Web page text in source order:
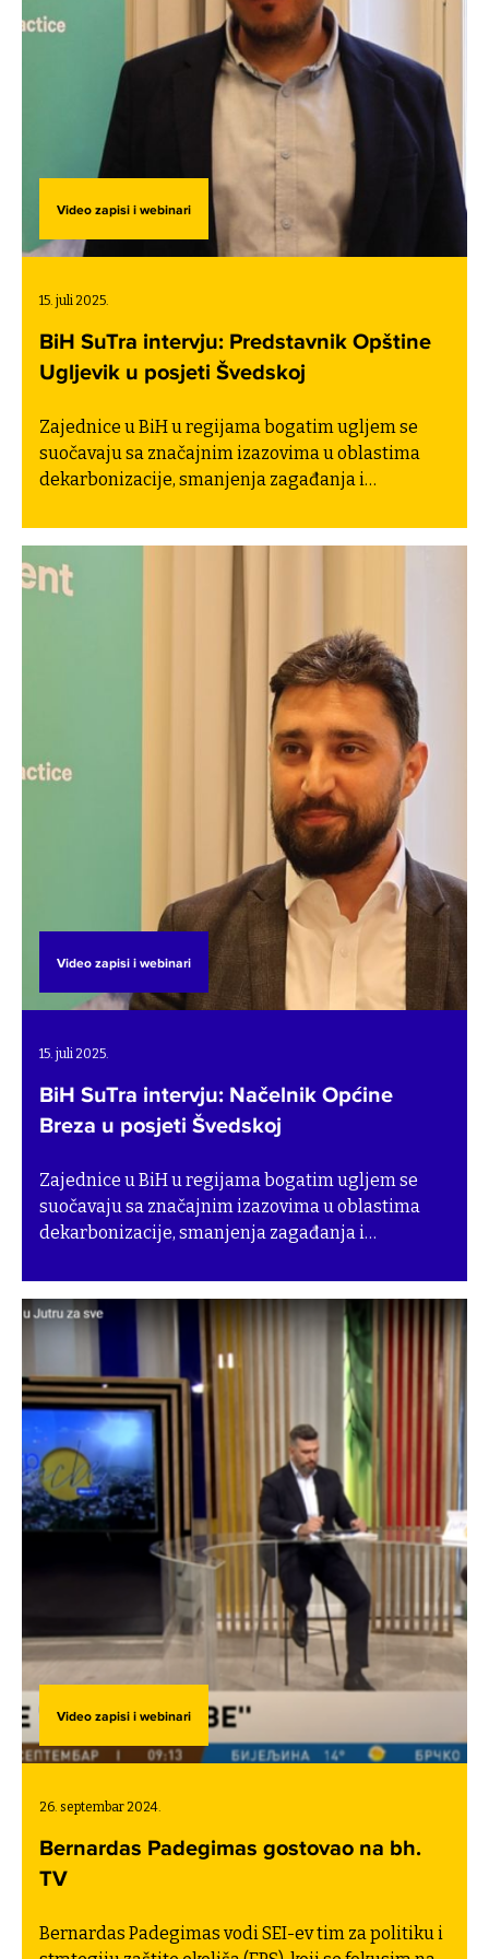
Video zapisi i webinari
15. juli 2025.
BiH SuTra intervju: Predstavnik Opštine
Ugljevik u posjeti Švedskoj
Zajednice u BiH u regijama bogatim ugljem se
suočavaju sa značajnim izazovima u oblastima
dekarbonizacije, smanjenja zagađanja i
za pravednu i efikasnu tranziciju. Kroz projekat
jačanjem njihovih kapaciteta kako bi se uspješno
Video zapisi i webinari
15. juli 2025.
BiH SuTra intervju: Načelnik Općine
Breza u posjeti Švedskoj
Zajednice u BiH u regijama bogatim ugljem se
suočavaju sa značajnim izazovima u oblastima
dekarbonizacije, smanjenja zagađanja i
za pravednu i efikasnu tranziciju. Kroz projekat
BiH SuTra, SEI podržava općine/opštine i gradove
jačanjem njihovih kapaciteta kako bi se uspješno
suočili sa ovim izazovima.
Video zapisi i webinari
26. septembar 2024.
Bernardas Padegimas gostovao na bh.
TV
Bernardas Padegimas vodi SEI-ev tim za politiku i